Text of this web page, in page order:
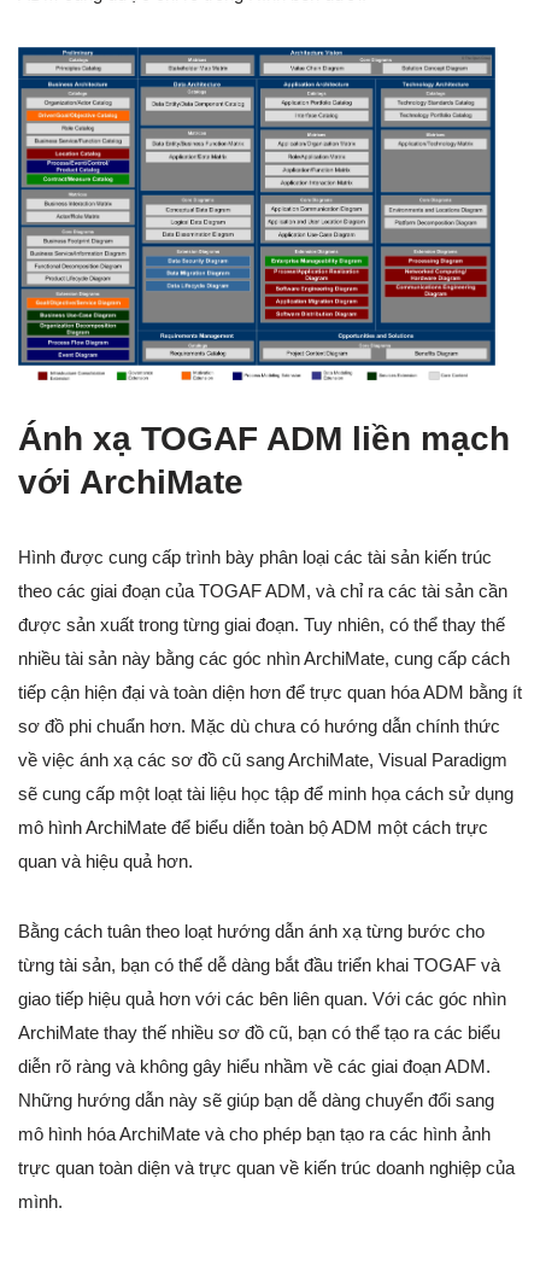
Ánh xạ TOGAF ADM liền mạch
với ArchiMate
Hình được cung cấp trình bày phân loại các tài sản kiến trúc
theo các giai đoạn của TOGAF ADM, và chỉ ra các tài sản cần
được sản xuất trong từng giai đoạn. Tuy nhiên, có thể thay thế
nhiều tài sản này bằng các góc nhìn ArchiMate, cung cấp cách
tiếp cận hiện đại và toàn diện hơn để trực quan hóa ADM bằng ít
sơ đồ phi chuẩn hơn. Mặc dù chưa có hướng dẫn chính thức
về việc ánh xạ các sơ đồ cũ sang ArchiMate, Visual Paradigm
sẽ cung cấp một loạt tài liệu học tập để minh họa cách sử dụng
mô hình ArchiMate để biểu diễn toàn bộ ADM một cách trực
quan và hiệu quả hơn.
Bằng cách tuân theo loạt hướng dẫn ánh xạ từng bước cho
từng tài sản, bạn có thể dễ dàng bắt đầu triển khai TOGAF và
giao tiếp hiệu quả hơn với các bên liên quan. Với các góc nhìn
ArchiMate thay thế nhiều sơ đồ cũ, bạn có thể tạo ra các biểu
diễn rõ ràng và không gây hiểu nhầm về các giai đoạn ADM.
Những hướng dẫn này sẽ giúp bạn dễ dàng chuyển đổi sang
mô hình hóa ArchiMate và cho phép bạn tạo ra các hình ảnh
trực quan toàn diện và trực quan về kiến trúc doanh nghiệp của
mình.